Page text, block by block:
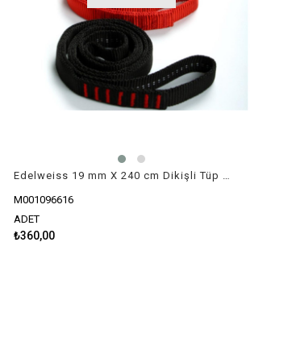
M001096616
ADET
₺360,00